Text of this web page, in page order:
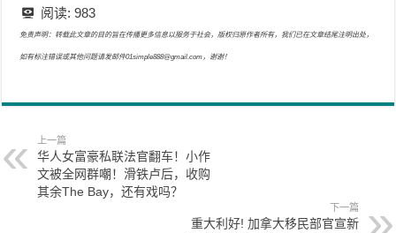
阅读: 983
免责声明：转载此文章的目的旨在传播更多信息以服务于社会，版权归原作者所有，我们已在文章结尾注明出处，
如有标注错误或其他问题请发邮件01simple888@gmail.com，谢谢！
上一篇
华人女富豪私联法官翻车！小作
文被全网群嘲！滑铁卢后，收购
其余The Bay，还有戏吗？
下一篇
重大利好! 加拿大移民部官宣新